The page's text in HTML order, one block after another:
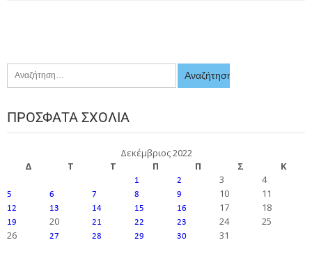
ΠΡΌΣΦΑΤΑ ΣΧΌΛΙΑ
Δεκέμβριος 2022
Δ
Τ Τ Π Π Σ Κ
1 2 3 4
5 6 7 8 9 10 11
12 13 14 15 16 17 18
19 20 21 22 23 24
25
26
27 28 29 30 31